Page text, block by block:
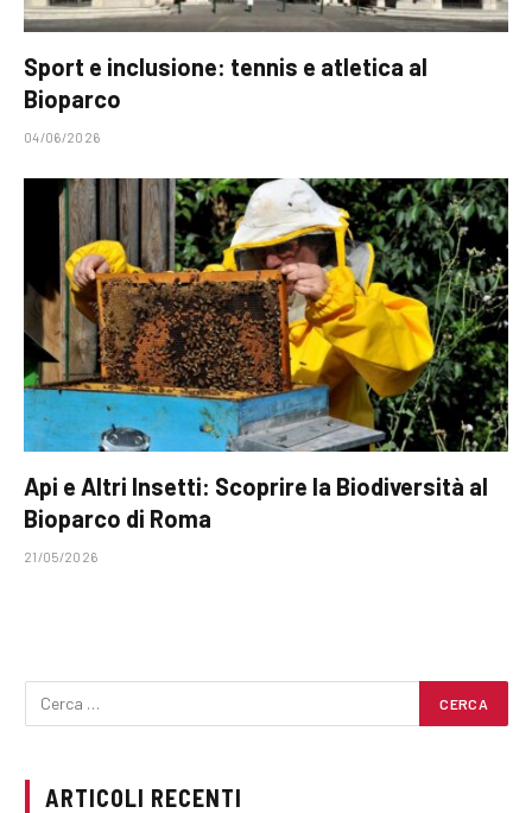
Sport e inclusione: tennis e atletica al
Bioparco
04/06/2026
Api e Altri Insetti: Scoprire la Biodiversità al
Bioparco di Roma
21/05/2026
ARTICOLI RECENTI